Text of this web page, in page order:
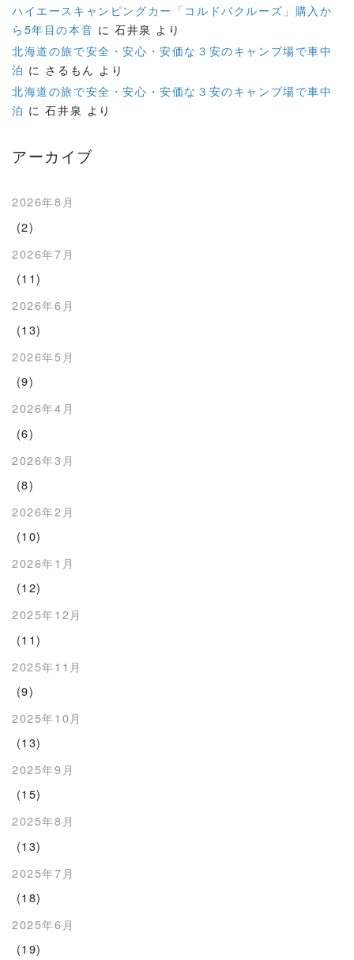
ハイエースキャンピングカー「コルドバクルーズ」購入か
ら5年目の本音 に石井泉 より
北海道の旅で安全・安心・安価な３安のキャンプ場で車中
泊 に さるもん より
北海道の旅で安全・安心・安価な３安のキャンプ場で車中
泊 に石井泉 より
アーカイブ
2026年8月
(2)
2026年7月
(11)
2026年6月
(13)
2026年5月
(9)
2026年4月
(6)
2026年3月
(8)
2026年2月
(10)
2026年1月
(12)
2025年12月
(11)
2025年11月
(9)
2025年10月
(13)
2025年9月
(15)
2025年8月
(13)
2025年7月
(18)
2025年6月
(19)